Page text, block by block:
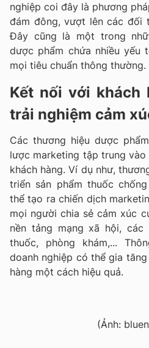
nghiệp coi đây là phương
đám đông, vượt lên các đối
Đây cũng là một trong
dược phẩm chứa nhiều
mọi tiêu chuẩn thông thường.
Kết nối với khách
trải nghiệm cảm
Các thương hiệu dược
lược marketing tập trung
khách hàng. Ví dụ như,
triển sản phẩm thuốc
thể tạo ra chiến dịch
mọi người chia sẻ cảm xúc
nền tảng mạng xã hội,
thuốc, phòng khám,...
doanh nghiệp có thể gia
hàng một cách hiệu quả.
(Ảnh: